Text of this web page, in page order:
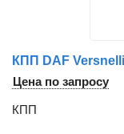
Цена по запросу
КПП